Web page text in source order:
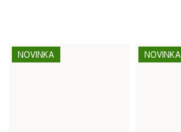
NOVINKA NOVINKA